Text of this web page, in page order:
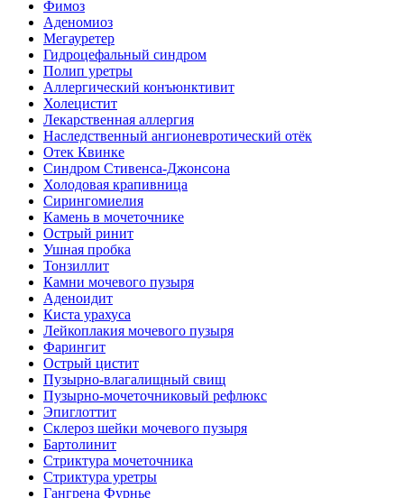
Фимоз
Аденомиоз
Мегауретер
Гидроцефальный синдром
Полип уретры
Аллергический конъюнктивит
Холецистит
Лекарственная аллергия
Наследственный ангионевротический отёк
Отек Квинке
Синдром Стивенса-Джонсона
Холодовая крапивница
Сирингомиелия
Камень в мочеточнике
Острый ринит
Ушная пробка
Тонзиллит
Камни мочевого пузыря
Аденоидит
Киста урахуса
Лейкоплакия мочевого пузыря
Фарингит
Острый цистит
Пузырно-влагалищный свищ
Пузырно-мочеточниковый рефлюкс
Эпиглоттит
Склероз шейки мочевого пузыря
Бартолинит
Стриктура мочеточника
Стриктура уретры
Гангрена Фурнье